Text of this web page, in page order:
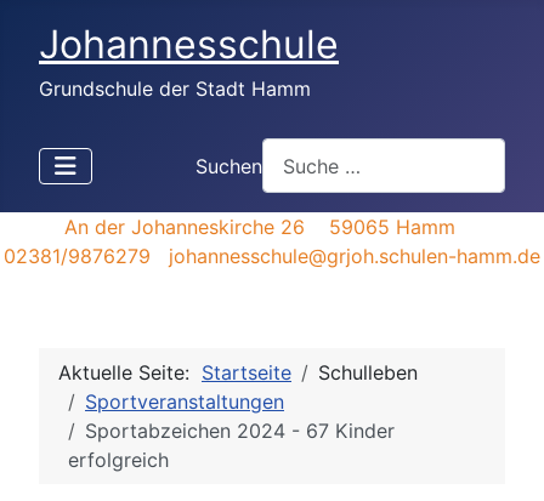
Johannesschule
Grundschule der Stadt Hamm
Suchen
An der Johanneskirche 26 59065 Hamm
02381/9876279 johannesschule@grjoh.schulen-hamm.de
Aktuelle Seite: Startseite
Schulleben
Sportveranstaltungen
Sportabzeichen 2024 - 67 Kinder
erfolgreich